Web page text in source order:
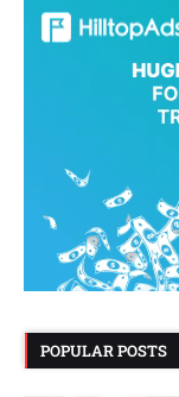
POPULAR POSTS